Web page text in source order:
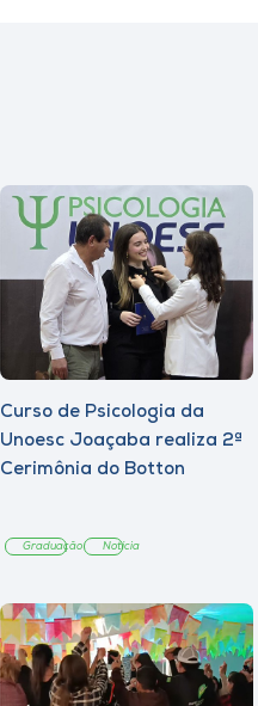
Curso de Psicologia da
Unoesc Joaçaba realiza 2ª
Cerimônia do Botton
Graduação Notícia